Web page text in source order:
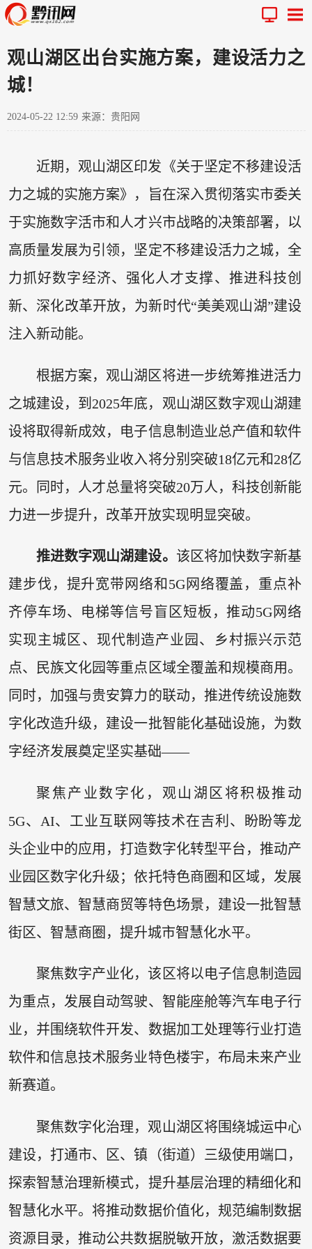
观山湖区出台实施方案，建设活力之
城！
2024-05-22 12:59 来源：贵阳网
近期，观山湖区印发《关于坚定不移建设活
力之城的实施方案》，旨在深入贯彻落实市委关
于实施数字活市和人才兴市战略的决策部署，以
高质量发展为引领，坚定不移建设活力之城，全
力抓好数字经济、强化人才支撑、推进科技创
新、深化改革开放，为新时代“美美观山湖”建设
注入新动能。
根据方案，观山湖区将进一步统筹推进活力
之城建设，到2025年底，观山湖区数字观山湖建
设将取得新成效，电子信息制造业总产值和软件
与信息技术服务业收入将分别突破18亿元和28亿
元。同时，人才总量将突破20万人，科技创新能
力进一步提升，改革开放实现明显突破。
推进数字观山湖建设。 该区将加快数字新基
建步伐，提升宽带网络和5G网络覆盖，重点补
齐停车场、电梯等信号盲区短板，推动5G网络
实现主城区、现代制造产业园、乡村振兴示范
点、民族文化园等重点区域全覆盖和规模商用。
同时，加强与贵安算力的联动，推进传统设施数
字化改造升级，建设一批智能化基础设施，为数
字经济发展奠定坚实基础——
聚焦产业数字化，观山湖区将积极推动
5G、AI、工业互联网等技术在吉利、盼盼等龙
头企业中的应用，打造数字化转型平台，推动产
业园区数字化升级；依托特色商圈和区域，发展
智慧文旅、智慧商贸等特色场景，建设一批智慧
街区、智慧商圈，提升城市智慧化水平。
聚焦数字产业化，该区将以电子信息制造园
为重点，发展自动驾驶、智能座舱等汽车电子行
业，并围绕软件开发、数据加工处理等行业打造
软件和信息技术服务业特色楼宇，布局未来产业
新赛道。
聚焦数字化治理，观山湖区将围绕城运中心
建设，打通市、区、镇（街道）三级使用端口，
探索智慧治理新模式，提升基层治理的精细化和
智慧化水平。将推动数据价值化，规范编制数据
资源目录，推动公共数据脱敏开放，激活数据要